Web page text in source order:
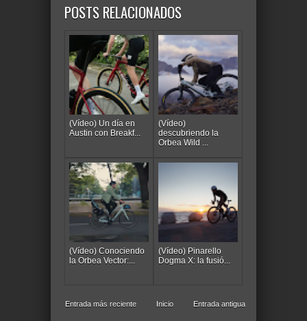
POSTS RELACIONADOS
(Vídeo) Un día en
Austin con Breakf...
(Vídeo)
descubriendo la
Orbea Wild ...
(Vídeo) Conociendo
la Orbea Vector:...
(Vídeo) Pinarello
Dogma X: la fusió...
Entrada más reciente Entrada antigua
Inicio